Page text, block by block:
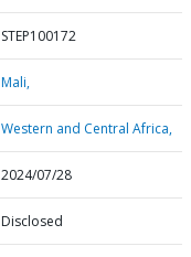
STEP100172
Mali,
Western and Central Africa,
2024/07/28
Disclosed